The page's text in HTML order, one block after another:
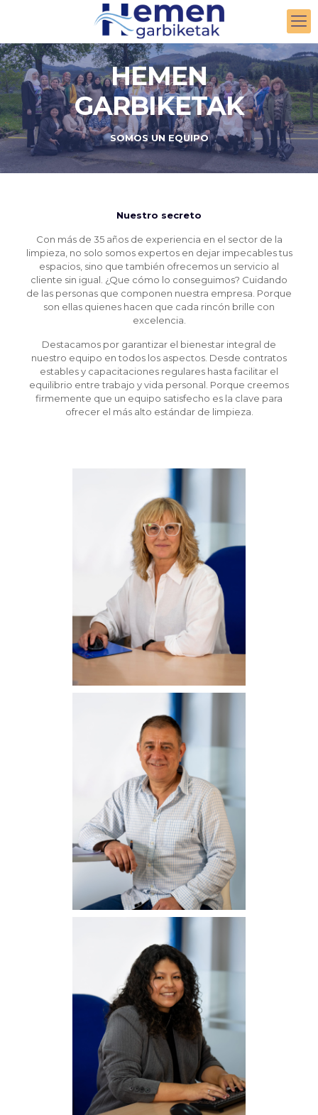
HEMEN
GARBIKETAK
SOMOS UN EQUIPO
Nuestro secreto
Con más de 35 años de experiencia en el sector de la
limpieza, no solo somos expertos en dejar impecables tus
espacios, sino que también ofrecemos un servicio al
cliente sin igual. ¿Que cómo lo conseguimos? Cuidando
de las personas que componen nuestra empresa. Porque
son ellas quienes hacen que cada rincón brille con
excelencia.
Destacamos por garantizar el bienestar integral de
nuestro equipo en todos los aspectos. Desde contratos
estables y capacitaciones regulares hasta facilitar el
equilibrio entre trabajo y vida personal. Porque creemos
firmemente que un equipo satisfecho es la clave para
ofrecer el más alto estándar de limpieza.